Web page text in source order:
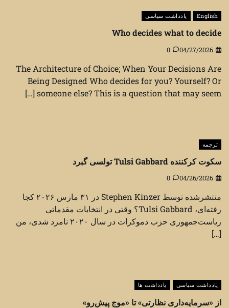
English یادداشت سیاسی
Who decides what to decide
04/27/2026
0
The Architecture of Choice; When Your Decisions Are
Being Designed Who decides for you? Yourself? Or
someone else? This is a question that may seem […]
ترجمه
سکوت کرکننده Tulsi Gabbard تولسی گبرد
04/26/2026
0
منتشرشده توسط Stephen Kinzer در ۳۱ مارس ۲۰۲۶ کجا
رفته‌ای، Tulsi Gabbard؟ وقتی در انتخابات مقدماتی
ریاست‌جمهوری حزب دموکرات در سال ۲۰۲۰ نامزد شدی، من
[…]
یادداشت سیاسی یادداشت ها
از «سرمایه‌داری نظارتی» تا «موج پیش‌رو»